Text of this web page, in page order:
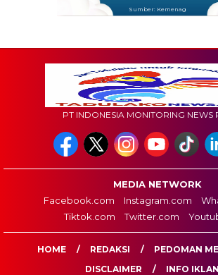
Sumber: Kemenag
PT INDONESIA MONITORING NEWS
MEDIA NETWORK
Facebook.com
Instagram.com
Tiktok.com
Twitter.com
HOME REDAKSI
PEDOMAN
DISCLAIMER
INFO IKLAN